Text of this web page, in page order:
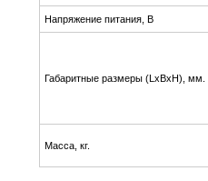
Напряжение питания, В
Габаритные размеры (LxBxH), мм.
Масса, кг.